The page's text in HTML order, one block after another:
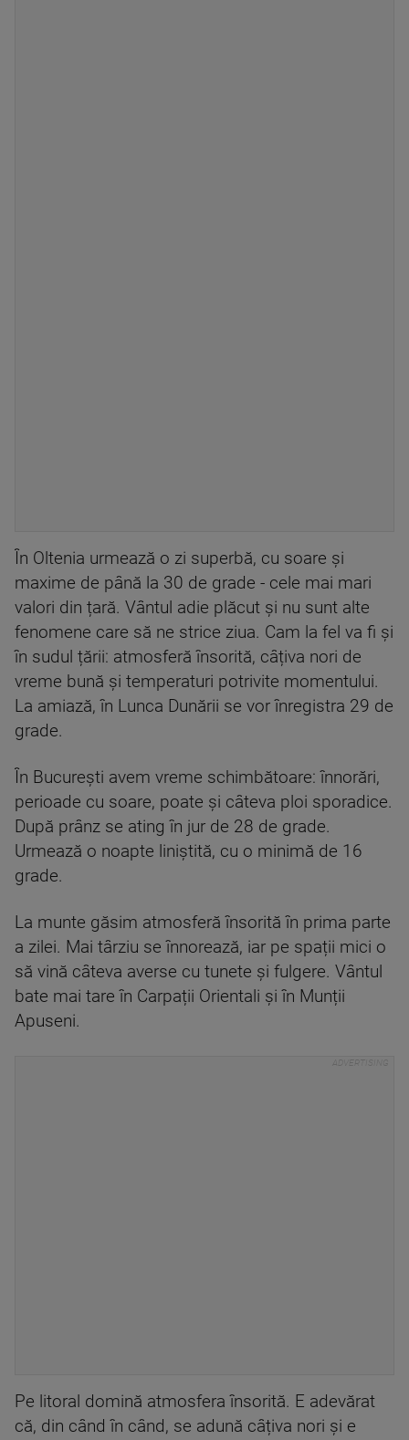
În Oltenia urmează o zi superbă, cu soare și
maxime de până la 30 de grade - cele mai mari
valori din țară. Vântul adie plăcut și nu sunt alte
fenomene care să ne strice ziua. Cam la fel va fi și
în sudul țării: atmosferă însorită, câțiva nori de
vreme bună și temperaturi potrivite momentului.
La amiază, în Lunca Dunării se vor înregistra 29 de
grade.
În București avem vreme schimbătoare: înnorări,
perioade cu soare, poate și câteva ploi sporadice.
După prânz se ating în jur de 28 de grade.
Urmează o noapte liniștită, cu o minimă de 16
grade.
La munte găsim atmosferă însorită în prima parte
a zilei. Mai târziu se înnorează, iar pe spații mici o
să vină câteva averse cu tunete și fulgere. Vântul
bate mai tare în Carpații Orientali și în Munții
Apuseni.
Pe litoral domină atmosfera însorită. E adevărat
că, din când în când, se adună câțiva nori și e